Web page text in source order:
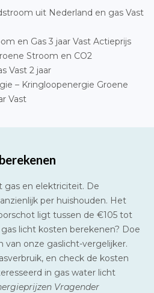
uit Nederland en gas Vast
en Gas 3 jaar Vast Actieprijs
Stroom en CO2
Vast 2 jaar
– Kringloopenergie Groene
Vast
gas en elektriciteit. De
per huishouden. Het
ligt tussen de €105 tot
licht kosten berekenen? Doe
onze gaslicht-vergelijker.
en check de kosten
in gas water licht
Vragender